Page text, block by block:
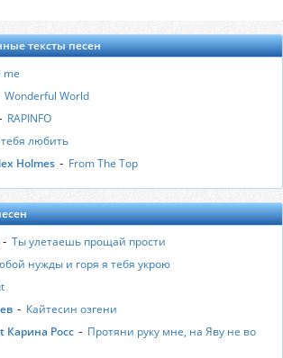
тексты песен
me
Wonderful World
RAPINFO
любить
Holmes - From The Top
- Ты улетаешь прощай прости
нужды и горя я тебя укрою
- Кайтесин озгени
Карина Росс - Протяни руку мне, на Яву не во